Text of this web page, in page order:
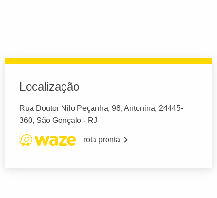
Localização
Rua Doutor Nilo Peçanha, 98, Antonina, 24445-
360, São Gonçalo - RJ
rota pronta